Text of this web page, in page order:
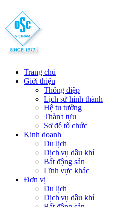
Trang chủ
Giới thiệu
Thông điệp
Lịch sử hình thành
Hệ tư tưởng
Thành tựu
Sơ đồ tổ chức
Kinh doanh
Du lịch
Dịch vụ dầu khí
Bất động sản
Lĩnh vực khác
Đơn vị
Du lịch
Dịch vụ dầu khí